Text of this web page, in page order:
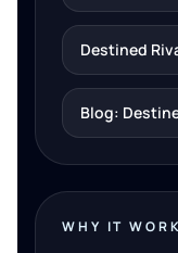
Destined
Blog:
WHY IT